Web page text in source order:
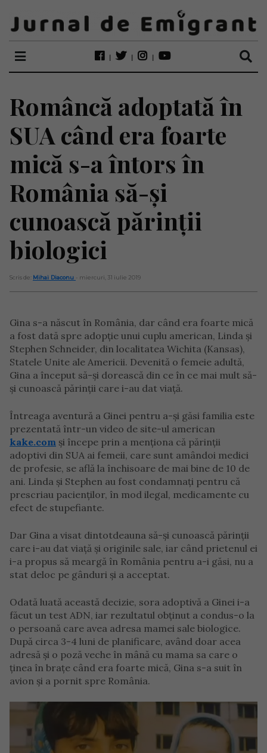
Româncă adoptată în
SUA când era foarte
mică s-a întors în
România să-și
cunoască părinții
biologici
Scris de: Mihai Diaconu - miercuri, 31 iulie 2019
Gina s-a născut în România, dar când era foarte mică
a fost dată spre adopție unui cuplu american, Linda și
Stephen Schneider, din localitatea Wichita (Kansas),
Statele Unite ale Americii. Devenită o femeie adultă,
Gina a început să-și dorească din ce în ce mai mult să-
și cunoască părinții care i-au dat viață.
Întreaga aventură a Ginei pentru a-și găsi familia este
prezentată într-un video de site-ul american
kake.com și începe prin a menționa că părinții
adoptivi din SUA ai femeii, care sunt amândoi medici
de profesie, se află la închisoare de mai bine de 10 de
ani. Linda și Stephen au fost condamnați pentru că
prescriau pacienților, în mod ilegal, medicamente cu
efect de stupefiante.
Dar Gina a visat dintotdeauna să-și cunoască părinții
care i-au dat viață și originile sale, iar când prietenul ei
i-a propus să meargă în România pentru a-i găsi, nu a
stat deloc pe gânduri și a acceptat.
Odată luată această decizie, sora adoptivă a Ginei i-a
făcut un test ADN, iar rezultatul obținut a condus-o la
o persoană care avea adresa mamei sale biologice.
După circa 3-4 luni de planificare, având doar acea
adresă și o poză veche în mână cu mama sa care o
ținea în brațe când era foarte mică, Gina s-a suit în
avion și a pornit spre România.